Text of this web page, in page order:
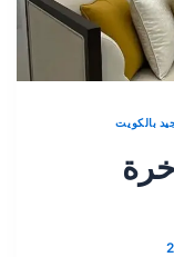
بالكويت